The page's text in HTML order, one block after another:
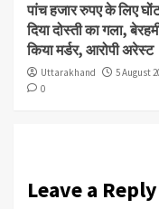
पांच हजार रुपए के लिए
दिया दोस्ती का गला,
किया मर्डर, आरोपी अरेस्ट
Uttarakhand
5 August
0
Leave a Reply